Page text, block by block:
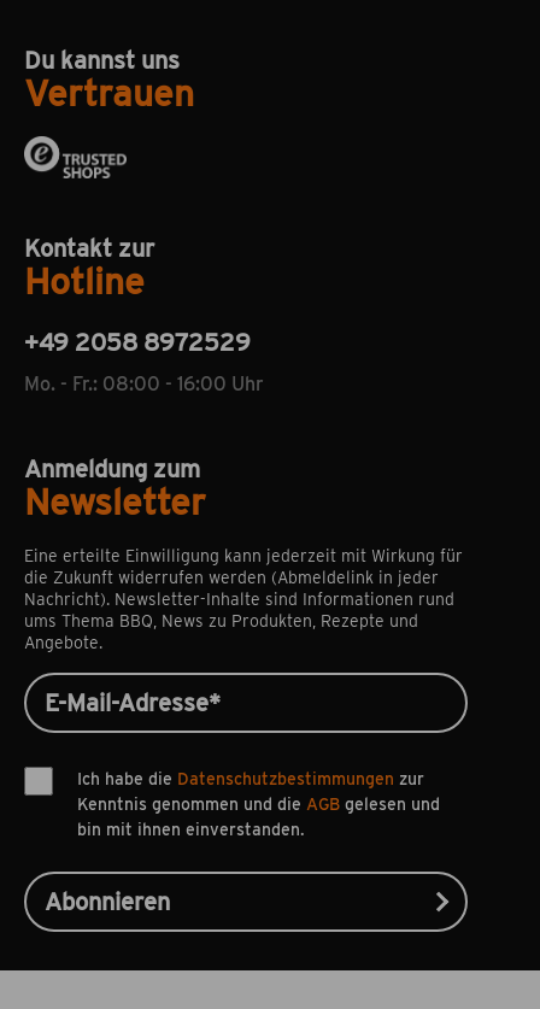
Du kannst uns
Vertrauen
Kontakt zur
Hotline
+49 2058 8972529
Mo. - Fr.: 08:00 - 16:00 Uhr
Anmeldung zum
Newsletter
Eine erteilte Einwilligung kann jederzeit mit Wirkung für
die Zukunft widerrufen werden (Abmeldelink in jeder
Nachricht). Newsletter-Inhalte sind Informationen rund
ums Thema BBQ, News zu Produkten, Rezepte und
Angebote.
Ich habe die Datenschutzbestimmungen zur
Kenntnis genommen und die AGB gelesen und
bin mit ihnen einverstanden.